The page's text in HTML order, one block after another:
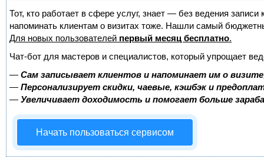
Тот, кто работает в сфере услуг, знает — без ведения
напоминать клиентам о визитах тоже. Нашли самый
Для новых пользователей первый месяц бесплатно.
Чат-бот для мастеров и специалистов, который упрощает
— Сам записывает клиентов и напоминает им о
— Персонализирует скидки, чаевые, кэшбэк и
— Увеличивает доходимость и помогает больше
Начать пользоваться сервисом